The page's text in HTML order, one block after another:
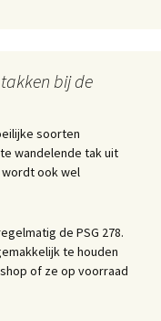
bij de
soorten
wandelende tak uit
ook wel
de PSG 278.
te houden
of ze op voorraad